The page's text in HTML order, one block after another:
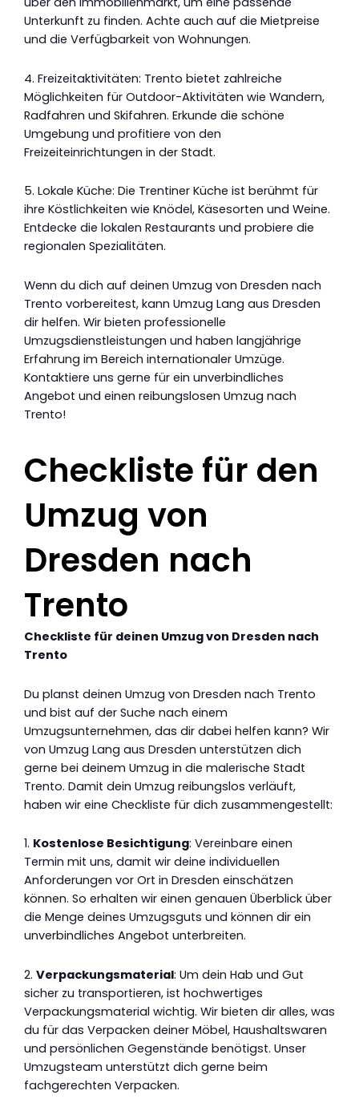
Unterkunft zu finden. Achte auch auf die Mietpreise
und die Verfügbarkeit von Wohnungen.
4. Freizeitaktivitäten: Trento bietet zahlreiche
Möglichkeiten für Outdoor-Aktivitäten wie Wandern,
Radfahren und Skifahren. Erkunde die schöne
Umgebung und profitiere von den
Freizeiteinrichtungen in der Stadt.
5. Lokale Küche: Die Trentiner Küche ist berühmt für
ihre Köstlichkeiten wie Knödel, Käsesorten und Weine.
Entdecke die lokalen Restaurants und probiere die
regionalen Spezialitäten.
Wenn du dich auf deinen Umzug von Dresden nach
Trento vorbereitest, kann Umzug Lang aus Dresden
dir helfen. Wir bieten professionelle
Umzugsdienstleistungen und haben langjährige
Erfahrung im Bereich internationaler Umzüge.
Kontaktiere uns gerne für ein unverbindliches
Angebot und einen reibungslosen Umzug nach
Trento!
Checkliste für den
Umzug von
Dresden nach
Trento
Checkliste für deinen Umzug von Dresden nach
Trento
Du planst deinen Umzug von Dresden nach Trento
und bist auf der Suche nach einem
Umzugsunternehmen, das dir dabei helfen kann? Wir
von Umzug Lang aus Dresden unterstützen dich
gerne bei deinem Umzug in die malerische Stadt
Trento. Damit dein Umzug reibungslos verläuft,
haben wir eine Checkliste für dich zusammengestellt:
1. Kostenlose Besichtigung: Vereinbare einen
Termin mit uns, damit wir deine individuellen
Anforderungen vor Ort in Dresden einschätzen
können. So erhalten wir einen genauen Überblick über
die Menge deines Umzugsguts und können dir ein
unverbindliches Angebot unterbreiten.
2. Verpackungsmaterial: Um dein Hab und Gut
sicher zu transportieren, ist hochwertiges
Verpackungsmaterial wichtig. Wir bieten dir alles, was
du für das Verpacken deiner Möbel, Haushaltswaren
und persönlichen Gegenstände benötigst. Unser
Umzugsteam unterstützt dich gerne beim
fachgerechten Verpacken.